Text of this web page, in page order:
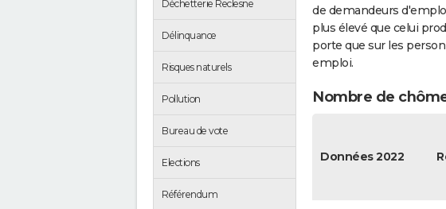
Déchetterie Reclesne
Délinquance
Risques naturels
Pollution
Bureau de vote
Elections
Référendum
de demandeurs
plus élevé que celui
porte que sur les
emploi.
Nombre de
Données 2022